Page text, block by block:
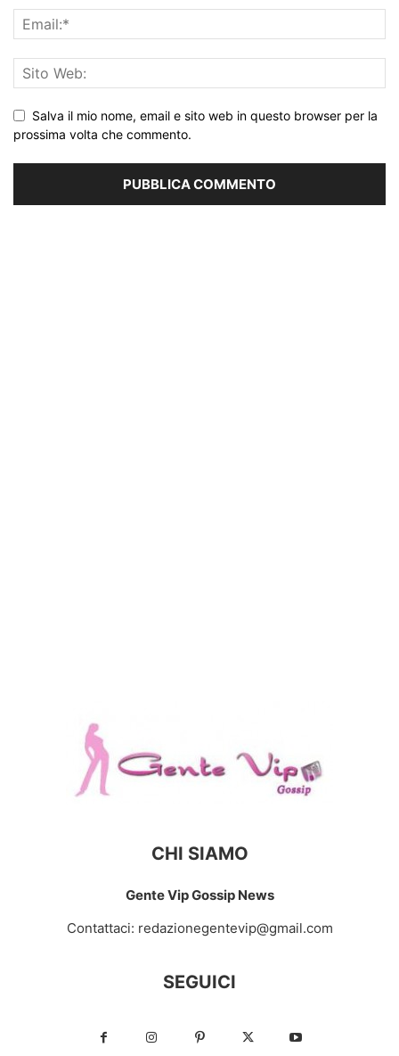
Salva il mio nome, email e sito web in questo browser per la
prossima volta che commento.
CHI SIAMO
Gente Vip Gossip News
Contattaci: redazionegentevip@gmail.com
SEGUICI